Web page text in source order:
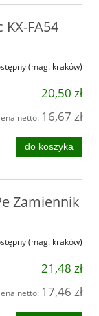
FA54
(mag. kraków)
20,50 zł
netto: 16,67 zł
do koszyka
Zamiennik
(mag. kraków)
21,48 zł
netto: 17,46 zł